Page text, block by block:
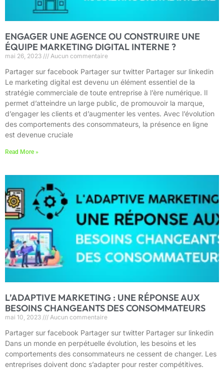
ENGAGER UNE AGENCE OU CONSTRUIRE UNE
ÉQUIPE MARKETING DIGITAL INTERNE ?
mai 26, 2023 Aucun commentaire
Partager sur facebook Partager sur twitter Partager sur linkedin
Le marketing digital est devenu un élément essentiel de la
stratégie commerciale de toute entreprise à l’ère numérique. Il
permet d’atteindre un large public, de promouvoir la marque,
d’engager les clients et d’augmenter les ventes. Avec l’évolution
des comportements des consommateurs, la présence en ligne
est devenue cruciale
Read More »
L’ADAPTIVE MARKETING : UNE RÉPONSE AUX
BESOINS CHANGEANTS DES CONSOMMATEURS
mai 10, 2023 Aucun commentaire
Partager sur facebook Partager sur twitter Partager sur linkedin
Dans un monde en perpétuelle évolution, les besoins et les
comportements des consommateurs ne cessent de changer. Les
entreprises doivent donc s’adapter pour rester compétitives.